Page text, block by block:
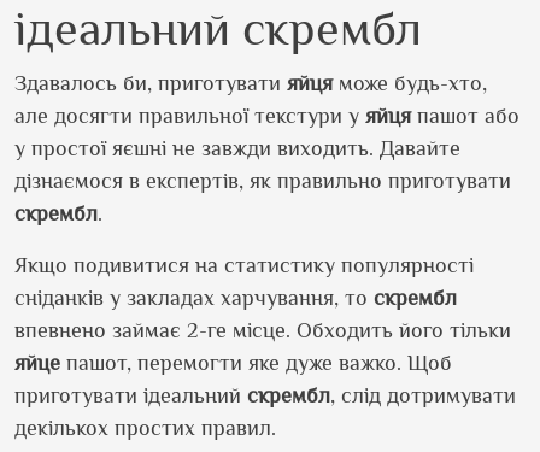
ідеальний скрембл
Здавалось би, приготувати яйцяможе будь-хто,
але досягти правильної текстури у яйцяпашот або
у простої яєшні не завжди виходить. Давайте
дізнаємося в експертів, як правильно приготувати
скрембл.
Якщо подивитися на статистику популярності
сніданків у закладах харчування, то скрембл
впевнено займає 2-ге місце. Обходить його тільки
яйце пашот, перемогти яке дуже важко. Щоб
приготувати ідеальний скрембл, слід дотримувати
декількох простих правил.